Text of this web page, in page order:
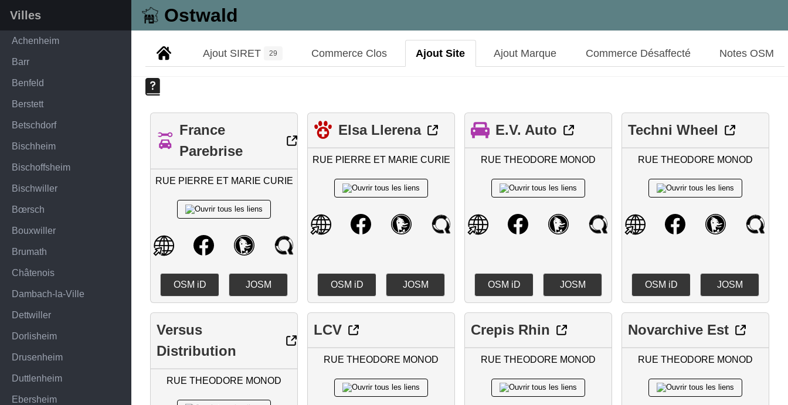
Ostwald
Villes
Achenheim
Barr
Benfeld
Berstett
Betschdorf
Bischheim
Bischoffsheim
Bischwiller
Bœrsch
Bouxwiller
Brumath
Châtenois
Dambach-la-Ville
Dettwiller
Dorlisheim
Drusenheim
Duttlenheim
Ebersheim
Ajout SIRET 29 Commerce Clos Ajout Site Ajout Marque Commerce Désaffecté Notes OSM
France
Parebrise
RUE PIERRE ET MARIE CURIE
OSM iD JOSM
Elsa Llerena
RUE PIERRE ET MARIE CURIE
OSM iD JOSM
E.V. Auto
RUE THEODORE MONOD
OSM iD JOSM
Techni Wheel
RUE THEODORE MONOD
OSM iD JOSM
Versus
Distribution
RUE THEODORE MONOD
LCV
RUE THEODORE MONOD
Crepis Rhin
RUE THEODORE MONOD
Novarchive Est
RUE THEODORE MONOD